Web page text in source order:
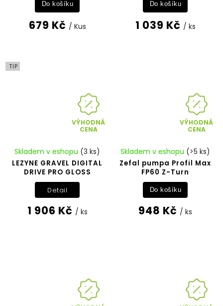
679 Kč / Kus
Do košíku
1 039 Kč / ks
Do košíku
TIP
VÝHODNÁ
CENA
LEZYNE GRAVEL DIGITAL
DRIVE PRO GLOSS
Skladem v eshopu (3 ks)
1 906 Kč / ks
Detail
VÝHODNÁ
CENA
Zefal pumpa Profil Max
FP60 Z-Turn
Skladem v eshopu (>5 ks)
948 Kč / ks
Do košíku